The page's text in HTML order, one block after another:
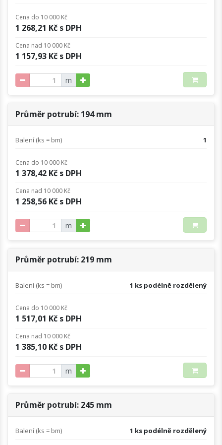
Cena do 10 000 Kč
1 268,21 Kč s DPH
Cena nad 10 000 Kč
1 157,93 Kč s DPH
m
Průměr potrubí: 194 mm
Balení (ks = bm) 1
Cena do 10 000 Kč
1 378,42 Kč s DPH
Cena nad 10 000 Kč
1 258,56 Kč s DPH
m
Průměr potrubí: 219 mm
Balení (ks = bm) 1 ks podélně rozdělený
Cena do 10 000 Kč
1 517,01 Kč s DPH
Cena nad 10 000 Kč
1 385,10 Kč s DPH
m
Průměr potrubí: 245 mm
Balení (ks = bm) 1 ks podélně rozdělený